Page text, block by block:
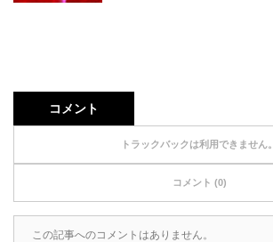
コメント
トラックバックは利用できません。
コメント (0)
この記事へのコメントはありません。